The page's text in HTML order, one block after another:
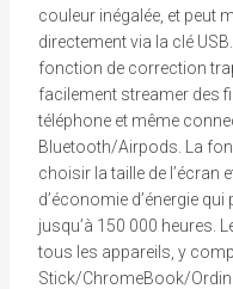
couleur inégalée, et peut
directement via la clé
fonction de correction
facilement streamer des
téléphone et même
Bluetooth/Airpods. La
choisir la taille de l’écran
d’économie d’énergie
jusqu’à 150 000 heures.
tous les appareils, y
Stick/ChromeBook/